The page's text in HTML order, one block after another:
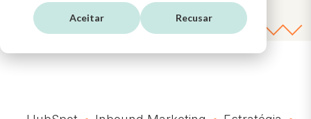
Aceitar Recusar